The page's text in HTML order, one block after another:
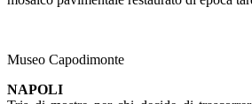
Museo Capodimonte
NAPOLI